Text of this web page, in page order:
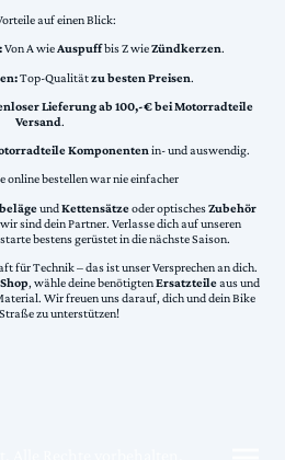
auf einen Blick:
Von A wieAuspuffbis Z wieZündkerzen.
Top-Qualitätzu besten Preisen.
Lieferung ab 100,-€ bei Motorradteile
Versand.
Komponentenin- und auswendig.
online bestellen war nie einfacher
undKettensätzeoder optischesZubehör
sind dein Partner. Verlasse dich auf unseren
bestens gerüstet in die nächste Saison.
für Technik – das ist unser Versprechen an dich.
, wähle deine benötigtenErsatzteileaus und
Wir freuen uns darauf, dich und dein Bike
zu unterstützen!